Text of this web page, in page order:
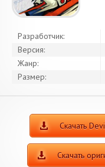
Разработчик:
Версия:
Жанр:
Размер:
Скачать
Скачать